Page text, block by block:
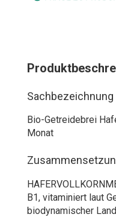
Sachbezeichnung
Bio-Getreidebrei
Monat
B1, vitaminiert laut
biodynamischer